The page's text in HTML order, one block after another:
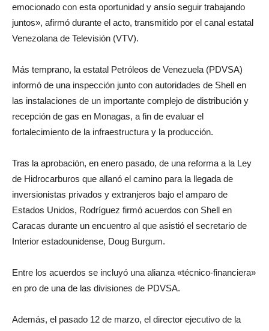
emocionado con esta oportunidad y ansío seguir trabajando
juntos», afirmó durante el acto, transmitido por el canal estatal
Venezolana de Televisión (VTV).
Más temprano, la estatal Petróleos de Venezuela (PDVSA)
informó de una inspección junto con autoridades de Shell en
las instalaciones de un importante complejo de distribución y
recepción de gas en Monagas, a fin de evaluar el
fortalecimiento de la infraestructura y la producción.
Tras la aprobación, en enero pasado, de una reforma a la Ley
de Hidrocarburos que allanó el camino para la llegada de
inversionistas privados y extranjeros bajo el amparo de
Estados Unidos, Rodríguez firmó acuerdos con Shell en
Caracas durante un encuentro al que asistió el secretario de
Interior estadounidense, Doug Burgum.
Entre los acuerdos se incluyó una alianza «técnico-financiera»
en pro de una de las divisiones de PDVSA.
Además, el pasado 12 de marzo, el director ejecutivo de la